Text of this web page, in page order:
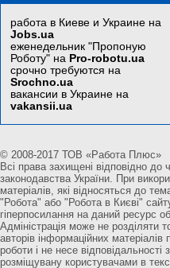
работа в Киеве и Украине на
Jobs.ua
еженедельник "Пропоную
Роботу" на Pro-robotu.ua
срочно требуются на
Srochno.ua
вакансии в Украине на
vakansii.ua
© 2008-2017 ТОВ «Работа Плюс»
Всі права захищені відповідно до
законодавства України. При
матеріалів, які відносяться до
"Робота" або "Робота в Києві"
гіперпосилання на даний ресурс
Адміністрація може не розділяти
авторів інформаційних матеріалів
роботи і не несе відповідальності
розміщувану користувачами в